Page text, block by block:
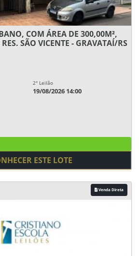
COM ÁREA DE 300,00M²,
SÃO VICENTE - GRAVATAÍ/RS
2° Leilão
19/08/2026 14:00
ESTE LOTE
Venda Direta